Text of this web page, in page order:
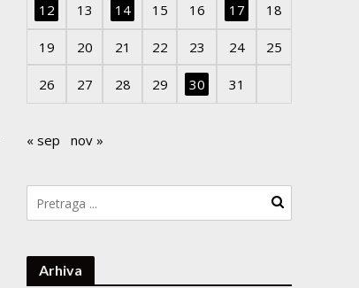
12 13 14 15 16 17 18
19 20 21 22 23 24 25
26 27 28 29 30 31
« sep nov »
Arhiva